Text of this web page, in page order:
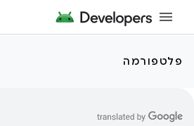
פלטפורמה